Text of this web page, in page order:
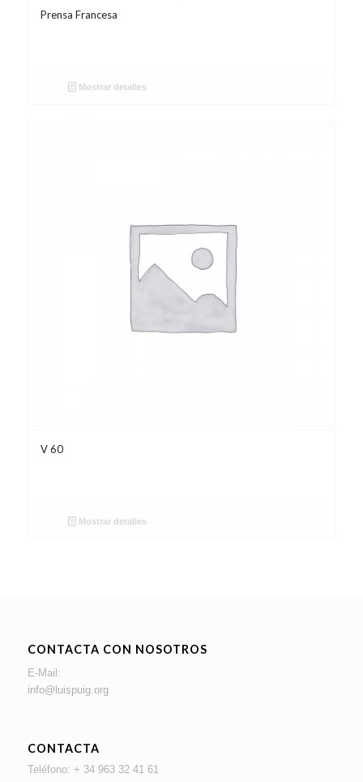
Prensa Francesa
Mostrar detalles
V 60
Mostrar detalles
CONTACTA CON NOSOTROS
E-Mail:
info@luispuig.org
CONTACTA
Teléfono: + 34 963 32 41 61